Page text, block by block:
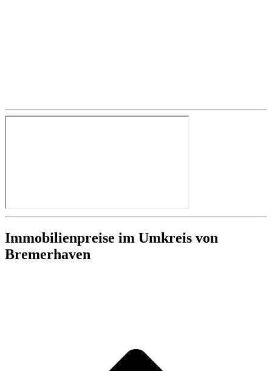
Immobilienpreise im Umkreis von
Bremerhaven